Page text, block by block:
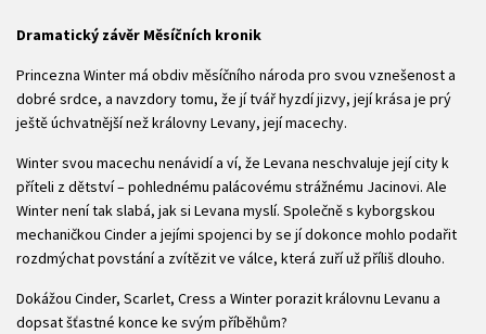
Dramatický závěr Měsíčních kronik
Princezna Winter má obdiv měsíčního národa pro svou vznešenost a
dobré srdce, a navzdory tomu, že jí tvář hyzdí jizvy, její krása je prý
ještě úchvatnější než královny Levany, její macechy.
Winter svou macechu nenávidí a ví, že Levana neschvaluje její city k
příteli z dětství – pohlednému palácovému strážnému Jacinovi. Ale
Winter není tak slabá, jak si Levana myslí. Společně s kyborgskou
mechaničkou Cinder a jejími spojenci by se jí dokonce mohlo podařit
rozdmýchat povstání a zvítězit ve válce, která zuří už příliš dlouho.
Dokážou Cinder, Scarlet, Cress a Winter porazit královnu Levanu a
dopsat šťastné konce ke svým příběhům?